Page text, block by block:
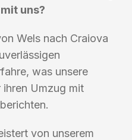
uns?
Wels nach Craiova
was unsere
ihren Umzug mit
von unserem